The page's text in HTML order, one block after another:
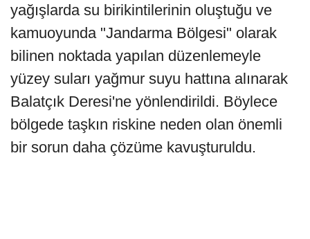
yağışlarda su birikintilerinin oluştuğu ve
kamuoyunda "Jandarma Bölgesi" olarak
bilinen noktada yapılan düzenlemeyle
yüzey suları yağmur suyu hattına alınarak
Balatçık Deresi'ne yönlendirildi. Böylece
bölgede taşkın riskine neden olan önemli
bir sorun daha çözüme kavuşturuldu.